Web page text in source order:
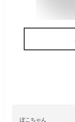
ぽこちゃん